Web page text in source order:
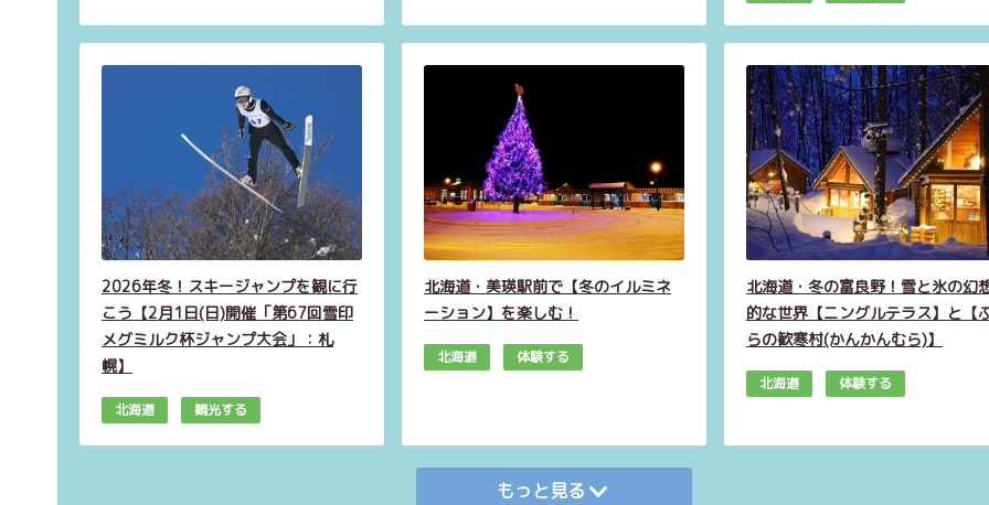
2026年冬！スキージャンプを観に行
こう【2月1日(日)開催「第67回雪印
メグミルク杯ジャンプ大会」：札
幌】
北海道 観光する
北海道・美瑛駅前で【冬のイルミネ
ーション】を楽しむ！
北海道 体験する
北海道・冬の富良野！雪と氷の幻
的な世界【ニングルテラス】と【
らの歓寒村(かんかんむら)】
北海道 体験する
もっと見る